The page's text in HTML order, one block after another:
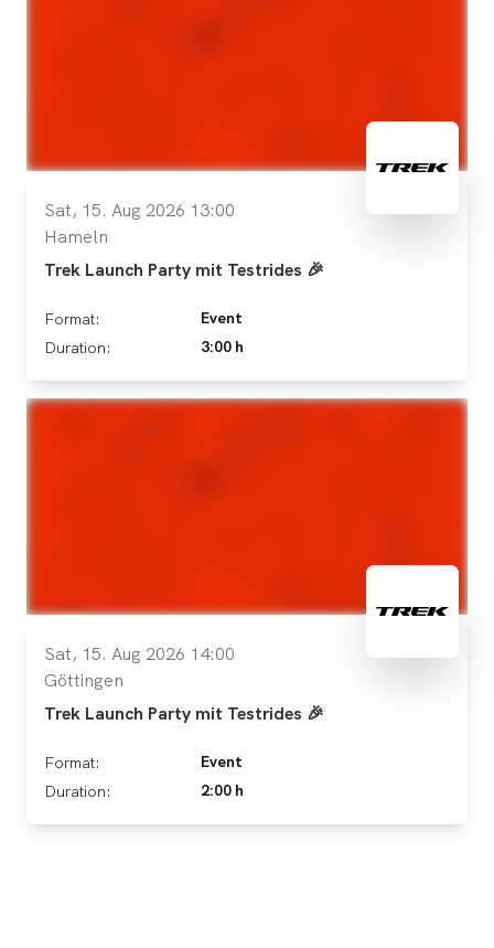
Sat, 15. Aug 2026 13:00
Hameln
Trek Launch Party mit Testrides 🎉
Format:
Event
Duration:
3:00 h
Sat, 15. Aug 2026 14:00
Göttingen
Trek Launch Party mit Testrides 🎉
Format:
Event
Duration:
2:00 h